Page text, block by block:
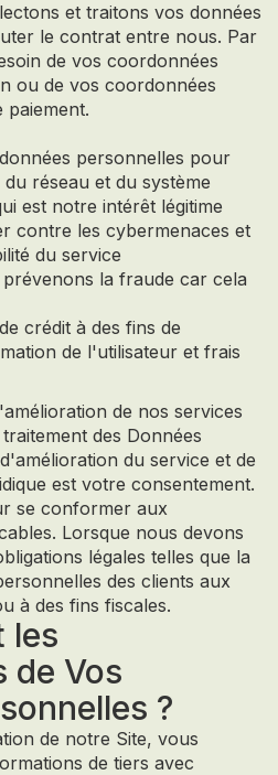
et traitons vos données
le contrat entre nous. Par
de vos coordonnées
ou de vos coordonnées
personnelles pour
réseau et du système
est notre intérêt légitime
contre les cybermenaces et
du service
la fraude car cela
crédit à des fins de
de l'utilisateur et frais
de nos services
des Données
du service et de
est votre consentement.
se conformer aux
Lorsque nous devons
légales telles que la
des clients aux
à des fins fiscales.
les
de Vos
?
de notre Site, vous
de tiers avec